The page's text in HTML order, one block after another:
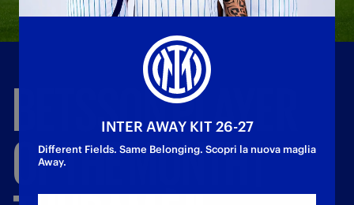
BETSSONPLAYER
OFTHEMONTH|
INTER AWAY KIT 26-27
Different Fields. Same Belonging. Scopri la nuova maglia
Away.